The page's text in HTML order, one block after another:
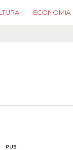
ECONOMIA
PUB